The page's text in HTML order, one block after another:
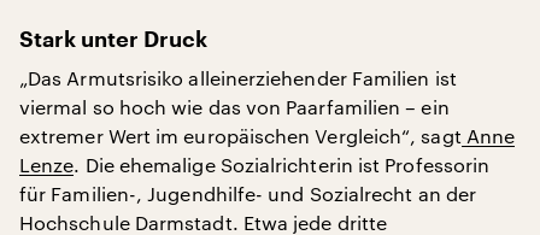
Stark unter Druck
„Das Armutsrisiko alleinerziehender Familien ist
viermal so hoch wie das von Paarfamilien – ein
extremer Wert im europäischen Vergleich“, sagt Anne
Lenze. Die ehemalige Sozialrichterin ist Professorin
für Familien-, Jugendhilfe- und Sozialrecht an der
Hochschule Darmstadt. Etwa jede dritte